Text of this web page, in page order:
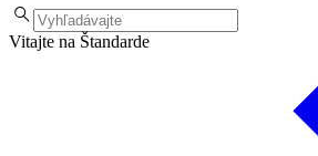
Vitajte na Štandarde